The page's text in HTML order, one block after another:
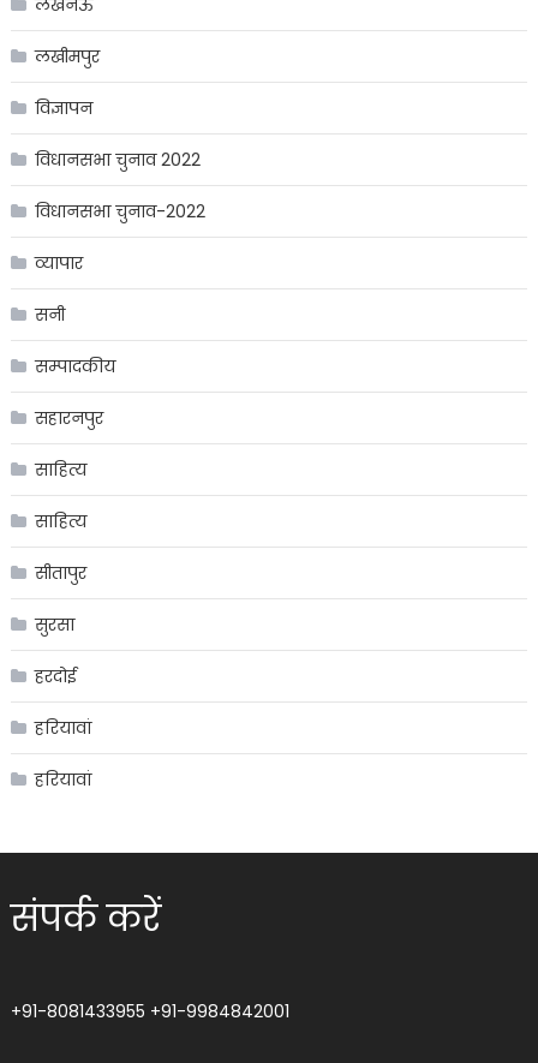
लखीमपुर
विज्ञापन
विधानसभा चुनाव 2022
विधानसभा चुनाव-2022
व्यापार
सनी
सम्पादकीय
सहारनपुर
साहित्य
साहित्य
सीतापुर
सुरसा
हरदोई
हरियावां
हरियावां
संपर्क करें
+91-8081433955 +91-9984842001